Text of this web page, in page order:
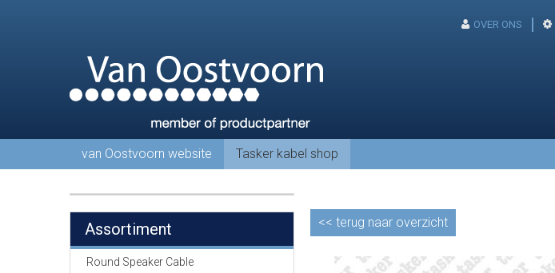
OVER ONS
van Oostvoorn website Tasker kabel shop
Assortiment
Round Speaker Cable
<< terug naar overzicht